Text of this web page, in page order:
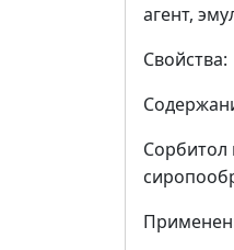
агент,
Свойства:
Сорбитол